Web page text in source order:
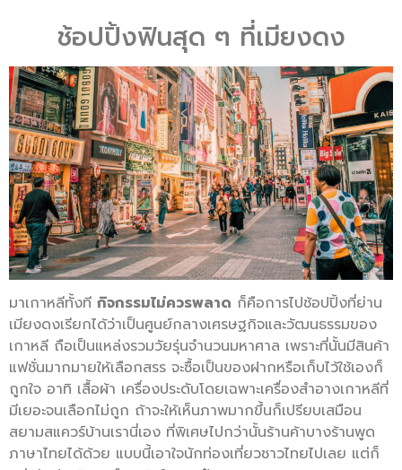
ช้อปปิ้งฟินสุด ๆ ที่เมียงดง
มาเกาหลีทั้งที กิจกรรมไม่ควรพลาด ก็คือการไปช้อปปิ้งที่ย่าน
เมียงดงเรียกได้ว่าเป็นศูนย์กลางเศรษฐกิจและวัฒนธรรมของ
เกาหลี ถือเป็นแหล่งรวมวัยรุ่นจำนวนมหาศาล เพราะที่นั้นมีสินค้า
แฟชั่นมากมายให้เลือกสรร จะซื้อเป็นของฝากหรือเก็บไว้ใช้เองก็
ถูกใจ อาทิ เสื้อผ้า เครื่องประดับโดยเฉพาะเครื่องสำอางเกาหลีที่
มีเยอะจนเลือกไม่ถูก ถ้าจะให้เห็นภาพมากขึ้นก็เปรียบเสมือน
สยามสแควร์บ้านเรานี่เอง ที่พิเศษไปกว่านั้นร้านค้าบางร้านพูด
ภาษาไทยได้ด้วย แบบนี้เอาใจนักท่องเที่ยวชาวไทยไปเลย แต่ก็